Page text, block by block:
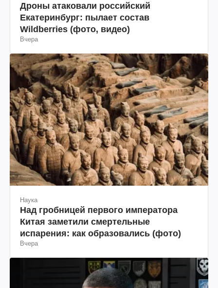
Дроны атаковали российский
Екатеринбург: пылает состав
Wildberries (фото, видео)
Вчера
Наука
Над гробницей первого императора
Китая заметили смертельные
испарения: как образовались (фото)
Вчера